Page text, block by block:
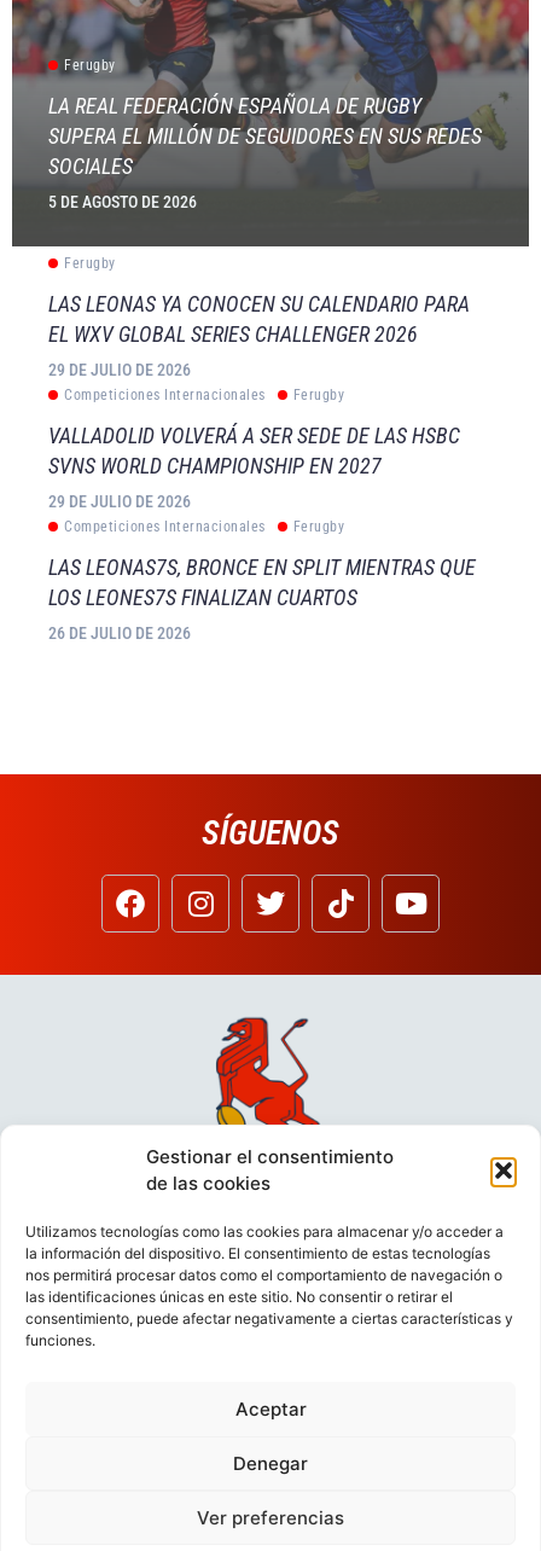
Gestionar el consentimiento
de las cookies
Utilizamos tecnologías como las cookies para almacenar y/o acceder a
la información del dispositivo. El consentimiento de estas tecnologías
nos permitirá procesar datos como el comportamiento de navegación o
las identificaciones únicas en este sitio. No consentir o retirar el
consentimiento, puede afectar negativamente a ciertas características y
funciones.
Aceptar
Denegar
Ver preferencias
Ferugby
LA REAL FEDERACIÓN ESPAÑOLA DE RUGBY
SUPERA EL MILLÓN DE SEGUIDORES EN SUS REDES
SOCIALES
5 DE AGOSTO DE 2026
Ferugby
LAS LEONAS YA CONOCEN SU CALENDARIO PARA
EL WXV GLOBAL SERIES CHALLENGER 2026
29 DE JULIO DE 2026
Competiciones Internacionales Ferugby
VALLADOLID VOLVERÁ A SER SEDE DE LAS HSBC
SVNS WORLD CHAMPIONSHIP EN 2027
29 DE JULIO DE 2026
Competiciones Internacionales Ferugby
LAS LEONAS7S, BRONCE EN SPLIT MIENTRAS QUE
LOS LEONES7S FINALIZAN CUARTOS
26 DE JULIO DE 2026
SÍGUENOS
VIDEOCONFERENCIAS
POLÍTICA DE PRIVACIDAD
CONTACTO
© FEDERACIÓN ESPAÑOLA DE RUGBY 2023.